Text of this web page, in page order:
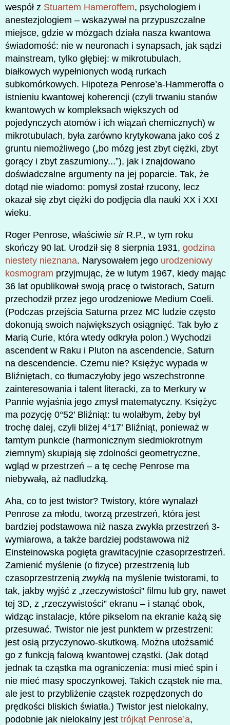
wespół z Stuartem Hameroffem, psychologiem i
anestezjologiem – wskazywał na przypuszczalne
miejsce, gdzie w mózgach działa nasza kwantowa
świadomość: nie w neuronach i synapsach, jak sądzi
mainstream, tylko głębiej: w mikrotubulach,
białkowych wypełnionych wodą rurkach
subkomórkowych. Hipoteza Penrose’a-Hammeroffa o
istnieniu kwantowej koherencji (czyli trwaniu stanów
kwantowych w kompleksach większych od
pojedynczych atomów i ich wiązań chemicznych) w
mikrotubulach, była zarówno krytykowana jako coś z
gruntu niemożliwego („bo mózg jest zbyt ciężki, zbyt
gorący i zbyt zaszumiony...”), jak i znajdowano
doświadczalne argumenty na jej poparcie. Tak, że
dotąd nie wiadomo: pomysł został rzucony, lecz
okazał się zbyt ciężki do podjęcia dla nauki XX i XXI
wieku.
Roger Penrose, właściwie sirR.P., w tym roku
skończy 90 lat. Urodził się 8 sierpnia 1931, godzina
niestety nieznana. Narysowałem jego urodzeniowy
kosmogram przyjmując, że w lutym 1967, kiedy mając
36 lat opublikował swoją pracę o twistorach, Saturn
przechodził przez jego urodzeniowe Medium Coeli.
(Podczas przejścia Saturna przez MC ludzie często
dokonują swoich największych osiągnięć. Tak było z
Marią Curie, która wtedy odkryła polon.) Wychodzi
ascendent w Raku i Pluton na ascendencie, Saturn
na descendencie. Czemu nie? Księżyc wypada w
Bliźniętach, co tłumaczyłoby jego wszechstronne
zainteresowania i talent literacki, za to Merkury w
Pannie wyjaśnia jego zmysł matematyczny. Księżyc
ma pozycję 0°52’ Bliźniąt: tu wolałbym, żeby był
trochę dalej, czyli bliżej 4°17’ Bliźniąt, ponieważ w
tamtym punkcie (harmonicznym siedmiokrotnym
ziemnym) skupiają się zdolności geometryczne,
wgląd w przestrzeń – a tę cechę Penrose ma
niebywałą, aż nadludzką.
Aha, co to jest twistor? Twistory, które wynalazł
Penrose za młodu, tworzą przestrzeń, która jest
bardziej podstawowa niż nasza zwykła przestrzeń 3-
wymiarowa, a także bardziej podstawowa niż
Einsteinowska pogięta grawitacyjnie czasoprzestrzeń.
Zamienić myślenie (o fizyce) przestrzenią lub
czasoprzestrzenią zwykłą na myślenie twistorami, to
tak, jakby wyjść z „rzeczywistości” filmu lub gry, nawet
tej 3D, z „rzeczywistości” ekranu – i stanąć obok,
widząc instalacje, które pikselom na ekranie każą się
przesuwać. Twistor nie jest punktem w przestrzeni:
jest osią przyczynowo-skutkową. Można utożsamić
go z funkcją falową kwantowej cząstki. (Jak dotąd
jednak ta cząstka ma ograniczenia: musi mieć spin i
nie mieć masy spoczynkowej. Takich cząstek nie ma,
ale jest to przybliżenie cząstek rozpędzonych do
prędkości bliskich światła.) Twistor jest nielokalny,
podobnie jak nielokalny jest trójkąt Penrose’a,